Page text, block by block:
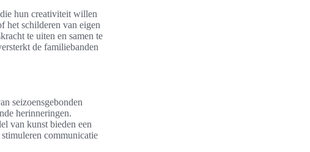
hun creativiteit willen
het schilderen van eigen
te uiten en samen te
de familiebanden
seizoensgebonden
herinneringen.
van kunst bieden een
communicatie